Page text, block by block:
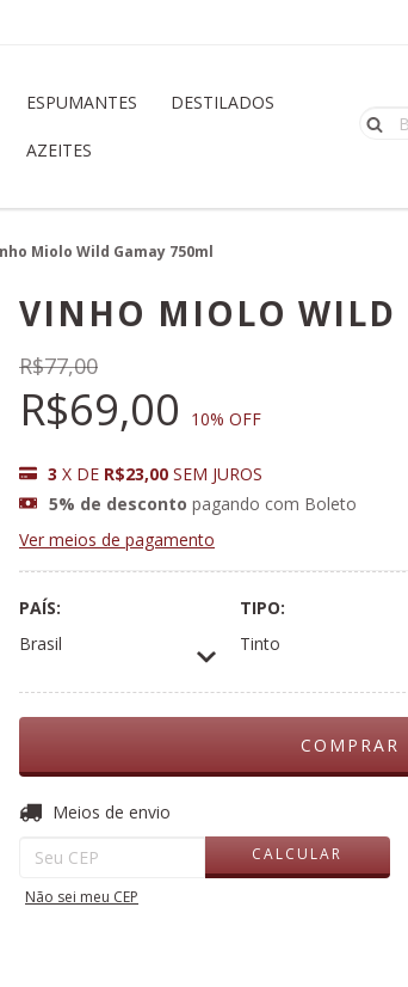
ESPUMANTES DESTILADOS
AZEITES
Miolo Wild Gamay 750ml
VINHO MIOLO WILD
R$77,00
R$69,00 10% OFF
3 X DE R$23,00 SEM JUROS
5% de desconto pagando com Boleto
Ver meios de pagamento
PAÍS:
Brasil
TIPO:
Tinto
Entregas para o CEP:
Meios de envio
CALCULAR
Não sei meu CEP